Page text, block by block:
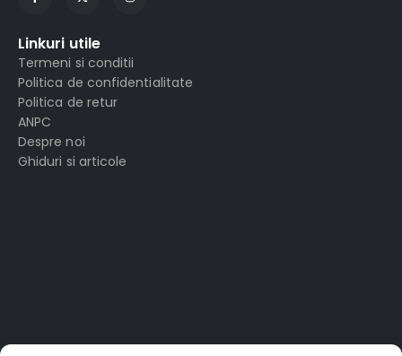
Linkuri utile
Termeni si conditii
Politica de confidentialitate
Politica de retur
ANPC
Despre noi
Ghiduri si articole